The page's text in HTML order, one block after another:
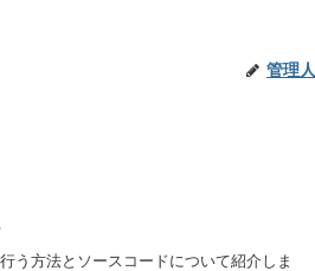
管理人
う方法とソースコードについて紹介しま